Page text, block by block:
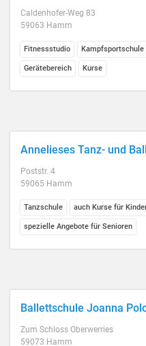
Caldenhofer-Weg 83
59063 Hamm
Fitnessstudio Kampfsportschule
Gerätebereich Kurse
Annelieses Tanz- und
Poststr. 4
59065 Hamm
Tanzschule auch Kurse für
spezielle Angebote für Senioren
Ballettschule Joanna
Zum Schloss Oberwerries
59073 Hamm